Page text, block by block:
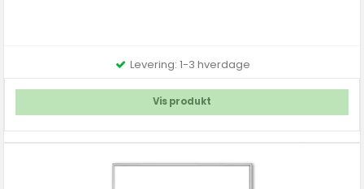
Levering: 1-3 hverdage
Vis produkt